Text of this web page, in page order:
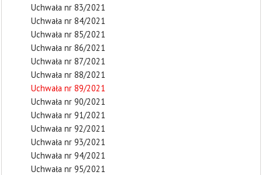
Uchwała nr 83/2021
Uchwała nr 84/2021
Uchwała nr 85/2021
Uchwała nr 86/2021
Uchwała nr 87/2021
Uchwała nr 88/2021
Uchwała nr 89/2021
Uchwała nr 90/2021
Uchwała nr 91/2021
Uchwała nr 92/2021
Uchwała nr 93/2021
Uchwała nr 94/2021
Uchwała nr 95/2021